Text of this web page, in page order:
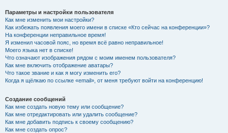
Параметры и настройки пользователя
Как мне изменить мои настройки?
Как избежать появления моего имени в списке «Кто сейчас на конференции»?
На конференции неправильное время!
Я изменил часовой пояс, но время всё равно неправильное!
Моего языка нет в списке!
Что означают изображения рядом с моим именем пользователя?
Как мне включить отображение аватары?
Что такое звание и как я могу изменить его?
Когда я щёлкаю по ссылке «email», от меня требуют войти на конференцию!
Создание сообщений
Как мне создать новую тему или сообщение?
Как мне отредактировать или удалить сообщение?
Как мне добавить подпись к своему сообщению?
Как мне создать опрос?